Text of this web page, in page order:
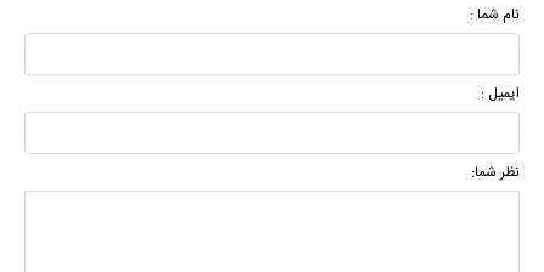
نام شما :
ایمیل :
نظر شما: